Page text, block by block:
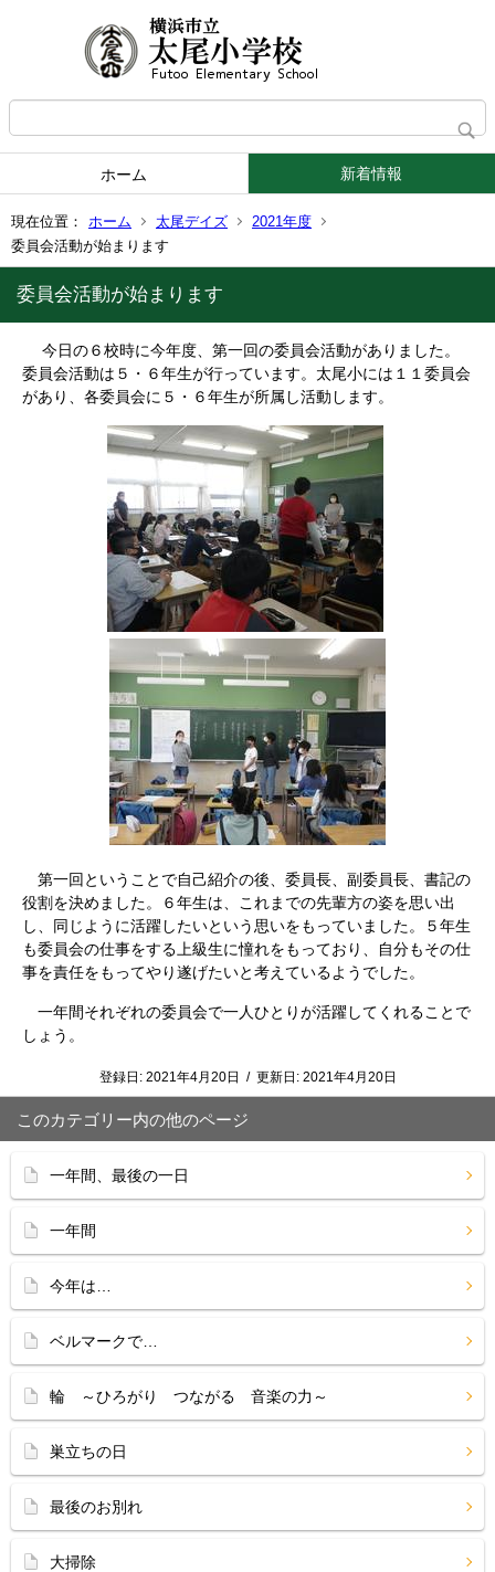
ホーム 新着情報
現在位置： ホーム 太尾デイズ
2021年度
委員会活動が始まります
委員会活動が始まります
今日の６校時に今年度、第一回の委員会活動がありました。
委員会活動は５・６年生が行っています。太尾小には１１委員会
があり、各委員会に５・６年生が所属し活動します。
第一回ということで自己紹介の後、委員長、副委員長、書記の
役割を決めました。６年生は、これまでの先輩方の姿を思い出
し、同じように活躍したいという思いをもっていました。５年生
も委員会の仕事をする上級生に憧れをもっており、自分もその仕
事を責任をもってやり遂げたいと考えているようでした。
一年間それぞれの委員会で一人ひとりが活躍してくれることで
しょう。
登録日: 2021年4月20日 / 更新日: 2021年4月20日
このカテゴリー内の他のページ
一年間、最後の一日
一年間
今年は…
ベルマークで…
輪 ～ひろがり つながる 音楽の力～
巣立ちの日
最後のお別れ
大掃除